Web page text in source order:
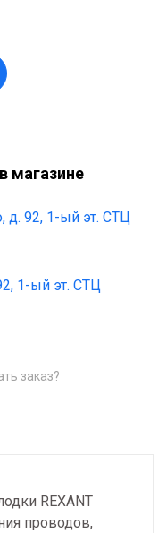
магазине
д. 92, 1-ый эт. СТЦ
1-ый эт. СТЦ
заказ?
REXANT
проводов,